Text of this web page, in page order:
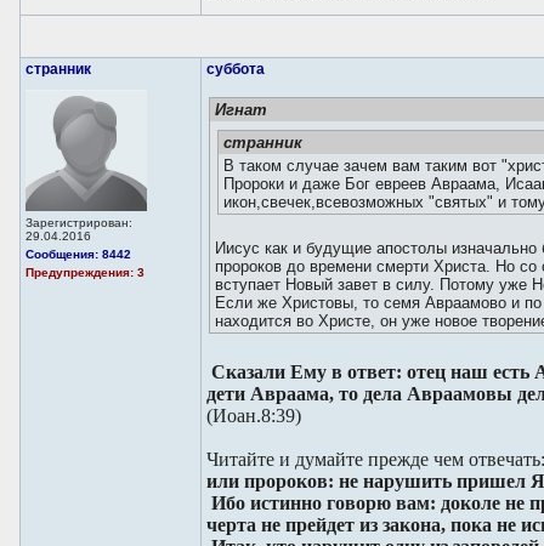
странник
Зарегистрирован:
29.04.2016
Сообщения: 8442
Предупреждения: 3
суббота
Игнат
странник
В таком случае зачем вам таким вот
Пророки и даже Бог евреев Авраама,
икон,свечек,всевозможных "святых" и
Иисус как и будущие апостолы
пророков до времени смерти Христа. Но
вступает Новый завет в силу. Потому уже
Если же Христовы, то семя Авраамово и
находится во Христе, он уже новое
Сказали Ему в ответ: отец наш
дети Авраама, то дела Авраамовы
(Иоан.8:39)
Читайте и думайте прежде чем
или пророков: не нарушить пришел
Ибо истинно говорю вам: доколе не
черта не прейдет из закона, пока не